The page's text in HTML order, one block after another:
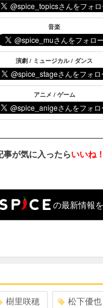
音楽
演劇 / ミュージカル / ダンス
アニメ / ゲーム
事が気に入ったらいいね！
の最新情報
樹里咲穂 松下優也